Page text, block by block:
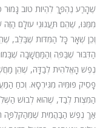
שֶׁהָרַע נֶהְפָּךְ לִהְיוֹת טוֹב גָּמוּר
מִמֶּנּוּ, שֶׁהֵם תַּעֲנוּגֵי עוֹלָם
וְכֵן שְׁאָר כָּל הַמִּדּוֹת שֶׁבַּלֵּב,
הַדִּבּוּר שֶׁבַּפֶּה וְהַמַּחֲשָׁבָה
נֶפֶשׁ הָאֱלֹהִית לְבַדָּהּ, שֶׁהֵן
פָסֵיק פּוּמֵּיהּ מִגִּירְסָא. וְכֹחַ
הַמִּצְוֹת לְבַד, שֶׁהוּא לְבוּשׁ
אַךְ נֶפֶשׁ הַבַּהֲמִית שֶׁמֵּהַקְּלִפָּה